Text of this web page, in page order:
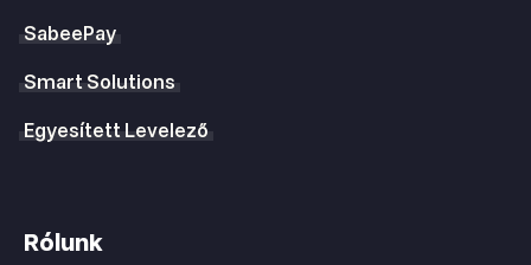
SabeePay
Smart Solutions
Egyesített Levelező
Rólunk